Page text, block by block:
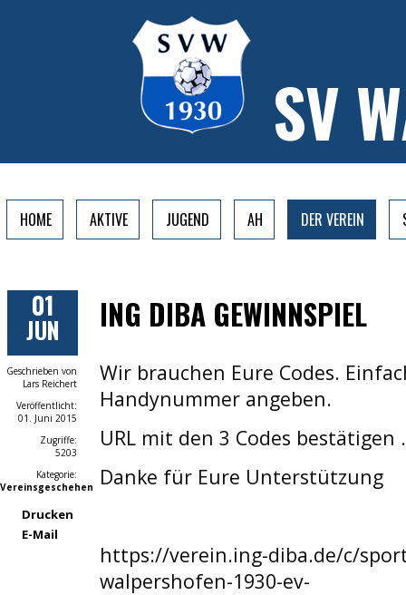
SV
HOME AKTIVE JUGEND AH DER VEREIN
01
JUN
Geschrieben von
Lars Reichert
Veröffentlicht:
01. Juni 2015
Zugriffe:
5203
Kategorie:
Vereinsgeschehen
Drucken
E-Mail
ING DIBA GEWINNSPIEL
Wir brauchen Eure Codes.
Handynummer angeben.
URL mit den 3 Codes bestätigen
Danke für Eure Unterstützung
https://verein.ing-diba.de/c/
walpershofen-1930-ev-